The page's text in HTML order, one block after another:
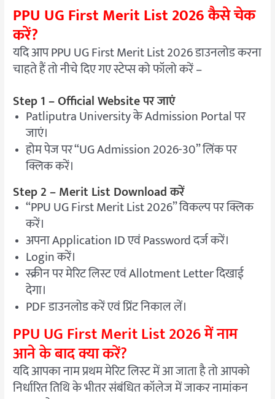
PPU UG First Merit List 2026 कैसे चेक
करें?
यदि आप PPU UG First Merit List 2026 डाउनलोड करना
चाहते हैं तो नीचे दिए गए स्टेप्स को फॉलो करें –
Step 1 – Official Website पर जाएं
Patliputra University के Admission Portal पर
जाएं।
होम पेज पर “UG Admission 2026-30” लिंक पर
क्लिक करें।
Step 2 – Merit List Download करें
“PPU UG First Merit List 2026” विकल्प पर क्लिक
करें।
अपना Application ID एवं Password दर्ज करें।
Login करें।
स्क्रीन पर मेरिट लिस्ट एवं Allotment Letter दिखाई
देगा।
PDF डाउनलोड करें एवं प्रिंट निकाल लें।
PPU UG First Merit List 2026 में नाम
आने के बाद क्या करें?
यदि आपका नाम प्रथम मेरिट लिस्ट में आ जाता है तो आपको
निर्धारित तिथि के भीतर संबंधित कॉलेज में जाकर नामांकन